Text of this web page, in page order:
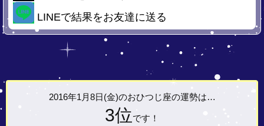
LINEで結果をお友達に送る
2016年1月8日(金)のおひつじ座の運勢は…
3位です！